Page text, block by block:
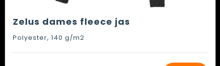
Zelus dames fleece jas
Polyester, 140 g/m2